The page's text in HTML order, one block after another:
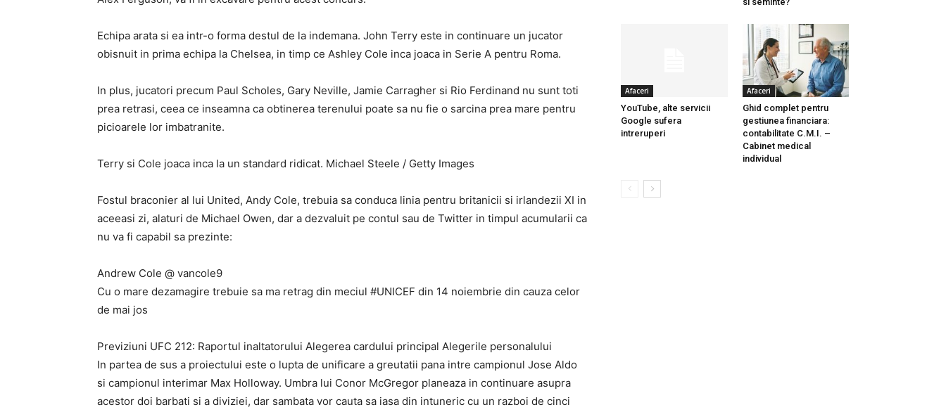
Echipa arata si ea intr-o forma destul de la indemana. John Terry este in continuare un jucator
obisnuit in prima echipa la Chelsea, in timp ce Ashley Cole inca joaca in Serie A pentru Roma.
In plus, jucatori precum Paul Scholes, Gary Neville, Jamie Carragher si Rio Ferdinand nu sunt toti
prea retrasi, ceea ce inseamna ca obtinerea terenului poate sa nu fie o sarcina prea mare pentru
picioarele lor imbatranite.
Terry si Cole joaca inca la un standard ridicat. Michael Steele / Getty Images
Fostul braconier al lui United, Andy Cole, trebuia sa conduca linia pentru britanicii si irlandezii XI in
aceeasi zi, alaturi de Michael Owen, dar a dezvaluit pe contul sau de Twitter in timpul acumularii ca
nu va fi capabil sa prezinte:
Andrew Cole @ vancole9
Cu o mare dezamagire trebuie sa ma retrag din meciul #UNICEF din 14 noiembrie din cauza celor
de mai jos
Previziuni UFC 212: Raportul inaltatorului Alegerea cardului principal Alegerile personalului
In partea de sus a proiectului este o lupta de unificare a greutatii pana intre campionul Jose Aldo
si campionul interimar Max Holloway. Umbra lui Conor McGregor planeaza in continuare asupra
acestor doi barbati si a diviziei, dar sambata vor cauta sa iasa din intuneric cu un razboi de cinci
Afaceri
YouTube, alte servicii
Google sufera
intreruperi
Afaceri
Ghid complet pentru
gestiunea financiara:
contabilitate C.M.I. –
Cabinet medical
individual